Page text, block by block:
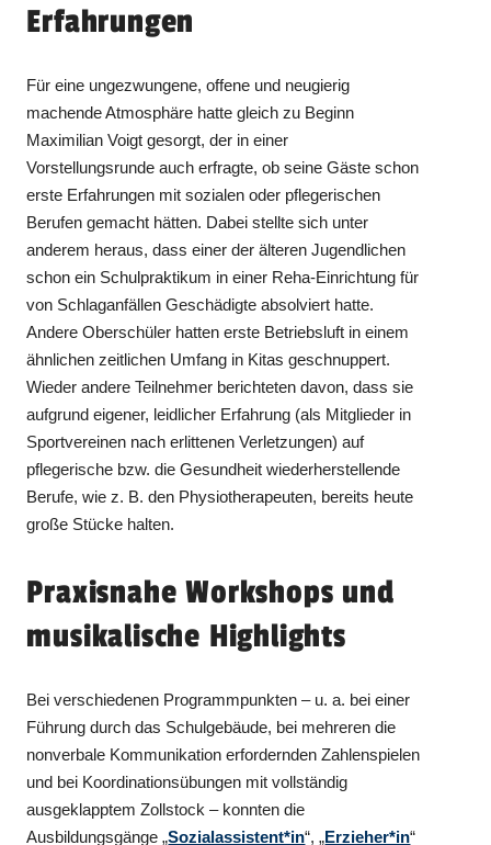
Erfahrungen
Für eine ungezwungene, offene und neugierig
machende Atmosphäre hatte gleich zu Beginn
Maximilian Voigt gesorgt, der in einer
Vorstellungsrunde auch erfragte, ob seine Gäste schon
erste Erfahrungen mit sozialen oder pflegerischen
Berufen gemacht hätten. Dabei stellte sich unter
anderem heraus, dass einer der älteren Jugendlichen
schon ein Schulpraktikum in einer Reha-Einrichtung für
von Schlaganfällen Geschädigte absolviert hatte.
Andere Oberschüler hatten erste Betriebsluft in einem
ähnlichen zeitlichen Umfang in Kitas geschnuppert.
Wieder andere Teilnehmer berichteten davon, dass sie
aufgrund eigener, leidlicher Erfahrung (als Mitglieder in
Sportvereinen nach erlittenen Verletzungen) auf
pflegerische bzw. die Gesundheit wiederherstellende
Berufe, wie z. B. den Physiotherapeuten, bereits heute
große Stücke halten.
Praxisnahe Workshops und
musikalische Highlights
Bei verschiedenen Programmpunkten – u. a. bei einer
Führung durch das Schulgebäude, bei mehreren die
nonverbale Kommunikation erfordernden Zahlenspielen
und bei Koordinationsübungen mit vollständig
ausgeklapptem Zollstock – konnten die
Ausbildungsgänge „Sozialassistent*in“, „Erzieher*in“